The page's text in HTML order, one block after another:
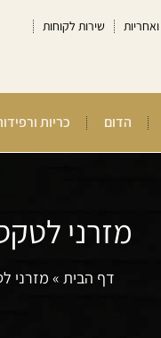
ואחריות שירות לקוחות
הדום כריות
מזרני
דף הבית » מזרני